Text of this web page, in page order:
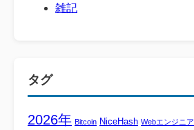
雑記
タグ
2026年 Bitcoin NiceHash Webエンジニア